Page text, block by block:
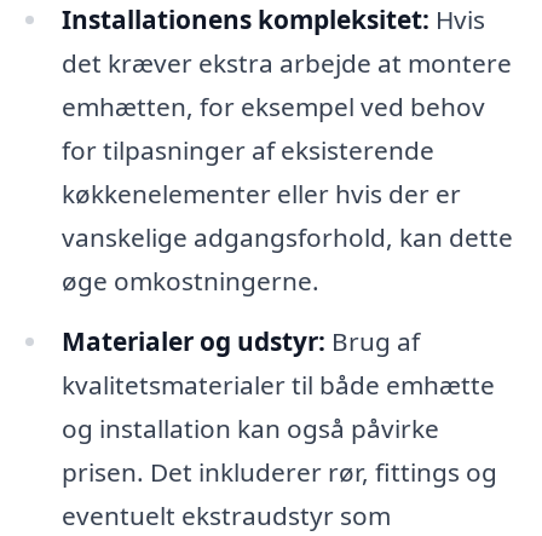
Installationens kompleksitet: Hvis
det kræver ekstra arbejde at montere
emhætten, for eksempel ved behov
for tilpasninger af eksisterende
køkkenelementer eller hvis der er
vanskelige adgangsforhold, kan dette
øge omkostningerne.
Materialer og udstyr: Brug af
kvalitetsmaterialer til både emhætte
og installation kan også påvirke
prisen. Det inkluderer rør, fittings og
eventuelt ekstraudstyr som